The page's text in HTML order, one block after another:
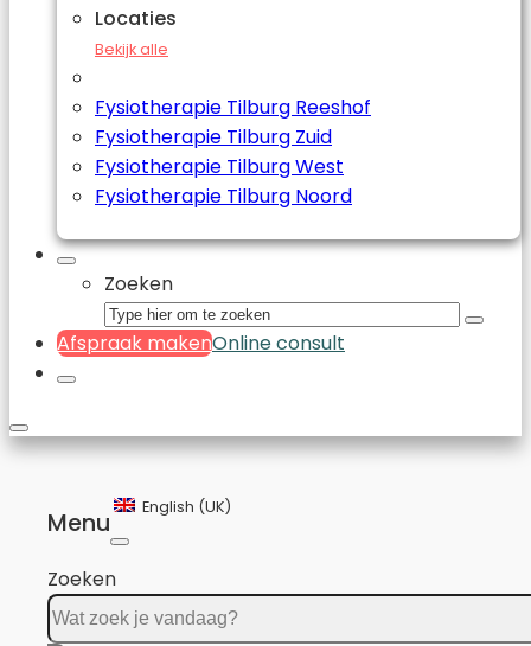
Locaties
Bekijk alle
Fysiotherapie Tilburg Reeshof
Fysiotherapie Tilburg Zuid
Fysiotherapie Tilburg West
Fysiotherapie Tilburg Noord
Zoeken
Afspraak makenOnline consult
Menu
English (UK)
Zoeken